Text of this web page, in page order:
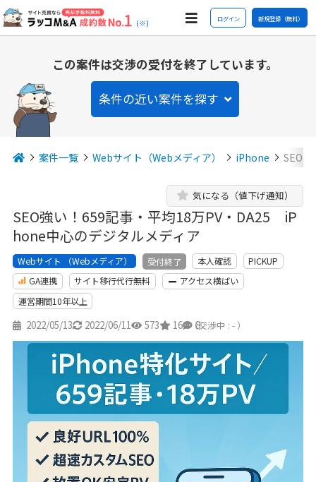
(※) ログイン 新規登録（無料）
この案件は交渉の受付を終了しています。
条件の近い案件を探す
案件一覧 Webサイト（Webメディア） iPhone SEO
SEO強い！659記事・平均18万PV・DA25 iP
hone中心のデジタルメディア
気になる（値下げ通知）
Webサイト （Webメディア） 受付終了 本人確認
PICKUP
GA連携
サイト移行代行無料
アクセス横ばい
運営期間10年以上
2022/05/13 2022/06/11 573 16 8
（交渉中 : - ）